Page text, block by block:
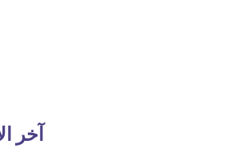
آخر